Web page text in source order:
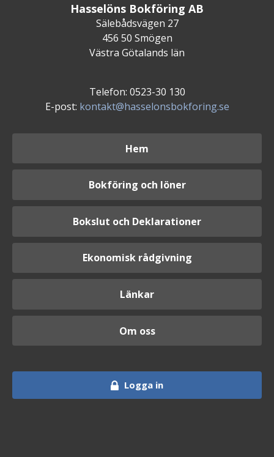
Hasselöns Bokföring AB
Sälebådsvägen 27
456 50 Smögen
Västra Götalands län
Telefon: 0523-30 130
E-post: kontakt@hasselonsbokforing.se
Hem
Bokföring och löner
Bokslut och Deklarationer
Ekonomisk rådgivning
Länkar
Om oss
Logga in